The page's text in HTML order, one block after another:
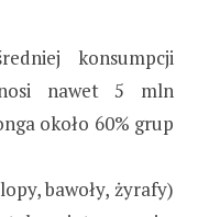
konsumpcji
nawet 5 mln
około 60% grup
bawoły, żyrafy)